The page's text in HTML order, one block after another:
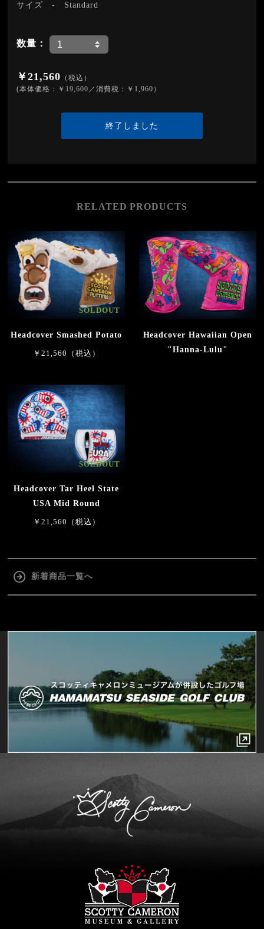
サイズ - Standard
数量：
￥21,560 （税込）
(本体価格：￥19,600／消費税：￥1,960）
終了しました
RELATED PRODUCTS
SOLDOUT
Headcover Smashed Potato
￥21,560（税込）
Headcover Hawaiian Open
"Hanna-Lulu"
SOLDOUT
Headcover Tar Heel State
USA Mid Round
￥21,560（税込）
新着商品一覧へ